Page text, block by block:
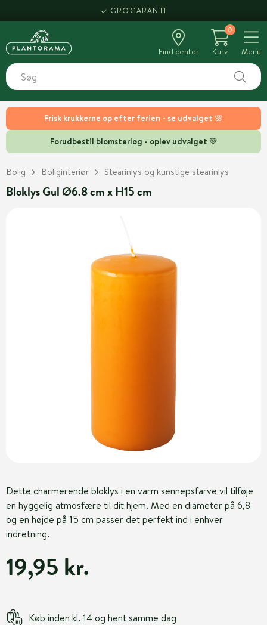
Frisk krukkerne op efter ferien - se udvalget 🌸
Forudbestil blomsterløg - oplev udvalget 💚
GROGARANTI
Find center
0
Kurv
Menu
Bolig Boliginteriør Stearinlys og kunstige stearinlys
Bloklys Gul Ø6.8 cm x H15 cm
Dette charmerende bloklys i en varm sennepsfarve vil tilføje
en hyggelig atmosfære til dit hjem. Med en diameter på 6,8
og en højde på 15 cm passer det perfekt ind i enhver
indretning.
19,95 kr.
Køb inden kl. 14 og hent samme dag